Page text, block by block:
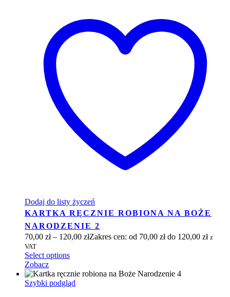
Dodaj do listy życzeń
KARTKA RĘCZNIE ROBIONA NA BOŻE
NARODZENIE 2
70,00 zł – 120,00 złZakres cen: od 70,00 zł do 120,00 zł z
VAT
Select options
Zobacz
Szybki podgląd